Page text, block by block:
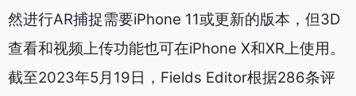
然进行AR捕捉需要iPhone 11或更新的版本，但3D
查看和视频上传功能也可在iPhone X和XR上使用。
截至2023年5月19日，Fields Editor根据286条评